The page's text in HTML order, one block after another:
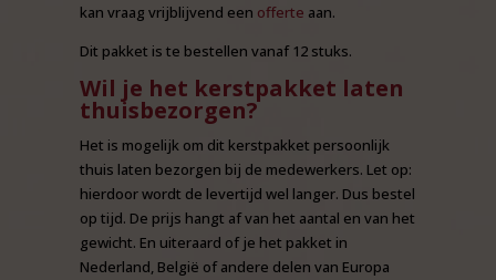
kan vraag vrijblijvend een offerte aan.
Dit pakket is te bestellen vanaf 12 stuks.
Wil je het kerstpakket laten
thuisbezorgen?
Het is mogelijk om dit kerstpakket persoonlijk
thuis laten bezorgen bij de medewerkers. Let op:
hierdoor wordt de levertijd wel langer. Dus bestel
op tijd. De prijs hangt af van het aantal en van het
gewicht. En uiteraard of je het pakket in
Nederland, België of andere delen van Europa